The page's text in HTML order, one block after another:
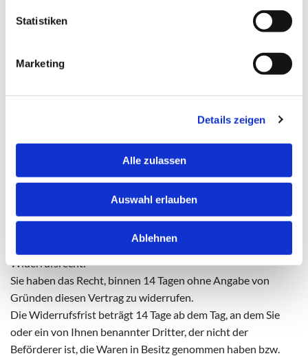
Statistiken
Marketing
Details zeigen
Alle zulassen
Auswahl erlauben
Ablehnen
Der Verkäufer haftet bei Verletzung wesentlicher
Übrigen ist die Haftung des Verkäufers für Schäden
ausgeschlossen, soweit sie nicht auf Vorsatz oder grober
Fahrlässigkeit des Verkäufers oder dessen Erfüllungsgehilfen
beruhen. Ist eine wesentliche Vertragspflicht verletzt
§11 Widerrufsrecht für Verbraucher
Widerrufsrecht:
Sie haben das Recht, binnen 14 Tagen ohne Angabe von
Gründen diesen Vertrag zu widerrufen.
Die Widerrufsfrist beträgt 14 Tage ab dem Tag, an dem Sie
oder ein von Ihnen benannter Dritter, der nicht der
Beförderer ist, die Waren in Besitz genommen haben bzw.